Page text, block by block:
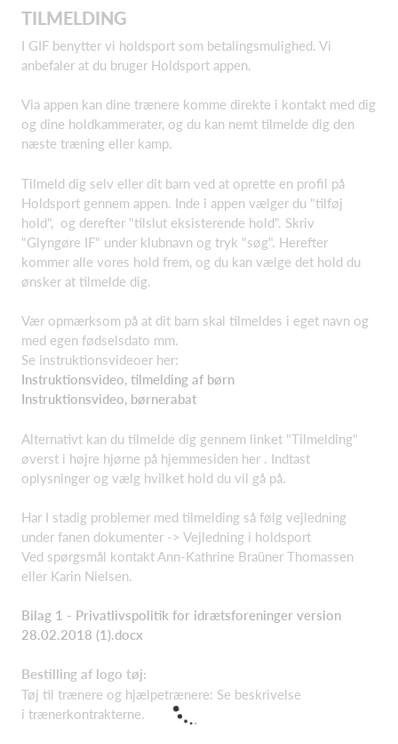
TILMELDING
I GIF benytter vi holdsport som betalingsmulighed. Vi
anbefaler at du bruger Holdsport appen.
Via appen kan dine trænere komme direkte i kontakt med dig
og dine holdkammerater, og du kan nemt tilmelde dig den
næste træning eller kamp.
Tilmeld dig selv eller dit barn ved at oprette en profil på
Holdsport gennem appen. Inde i appen vælger du "tilføj
hold", og derefter "tilslut eksisterende hold". Skriv
"Glyngøre IF" under klubnavn og tryk "søg". Herefter
kommer alle vores hold frem, og du kan vælge det hold du
ønsker at tilmelde dig.
Vær opmærksom på at dit barn skal tilmeldes i eget navn og
med egen fødselsdato mm.
Se instruktionsvideoer her:
Instruktionsvideo, tilmelding af børn
Instruktionsvideo, børnerabat
Alternativt kan du tilmelde dig gennem linket "Tilmelding"
øverst i højre hjørne på hjemmesiden her . Indtast
oplysninger og vælg hvilket hold du vil gå på.
Har I stadig problemer med tilmelding så følg vejledning
under fanen dokumenter -> Vejledning i holdsport
Ved spørgsmål kontakt Ann-Kathrine Braüner Thomassen
eller Karin Nielsen.
Bilag 1 - Privatlivspolitik for idrætsforeninger version
28.02.2018 (1).docx
Bestilling af logo tøj:
Tøj til trænere og hjælpetrænere: Se beskrivelse
i trænerkontrakterne.